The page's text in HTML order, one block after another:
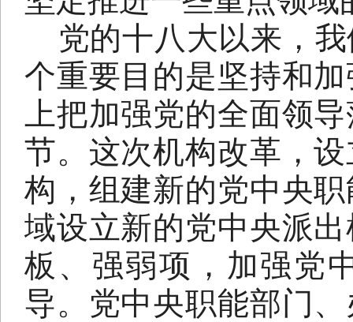
党的十八大以来，
个重要目的是坚持和
上把加强党的全面领
节。这次机构改革，
构，组建新的党中央
域设立新的党中央派
板、强弱项，加强党
导。党中央职能部门